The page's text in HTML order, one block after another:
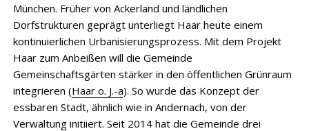
München. Früher von Ackerland und ländlichen
Dorfstrukturen geprägt unterliegt Haar heute einem
kontinuierlichen Urbanisierungsprozess. Mit dem Projekt
Haar zum Anbeißen will die Gemeinde
Gemeinschaftsgärten stärker in den öffentlichen Grünraum
integrieren (Haar o. J.-a). So wurde das Konzept der
essbaren Stadt, ähnlich wie in Andernach, von der
Verwaltung initiiert. Seit 2014 hat die Gemeinde drei